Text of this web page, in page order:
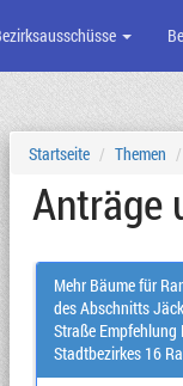
Startseite Themen
Anträge
Mehr Bäume für Ramersdorf -
des Abschnitts
Straße Empfehlung Nr. 14-20 / E 00465 der Bürgerversammlung des
Stadtbezirkes 16
Berger-Kreuz- und